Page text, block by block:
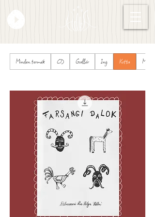
Minden termék CD Gallér Ing Kotta Mellény